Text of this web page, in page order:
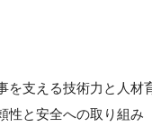
を支える技術力と人材
性と安全への取り組み